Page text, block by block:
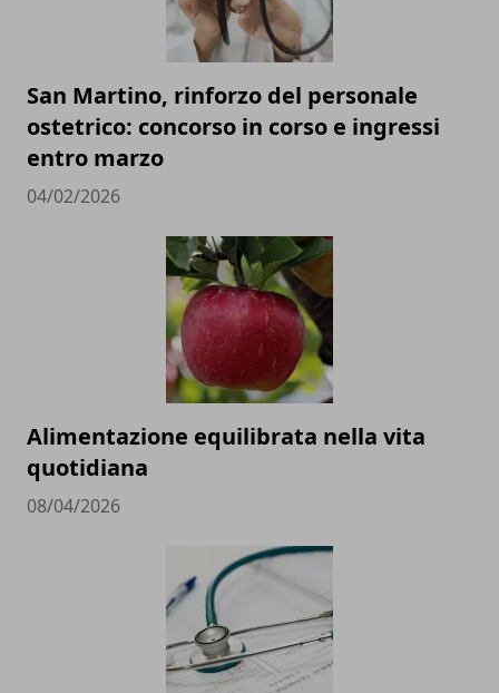
San Martino, rinforzo del personale
ostetrico: concorso in corso e ingressi
entro marzo
04/02/2026
Alimentazione equilibrata nella vita
quotidiana
08/04/2026